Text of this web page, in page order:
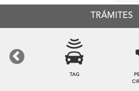
TRÁMITES
TAG
Previous